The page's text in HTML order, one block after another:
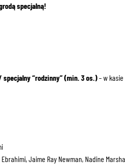
specjalną!
“rodzinny” (min. 3 os.)– w
Jaime Ray Newman, Nadine